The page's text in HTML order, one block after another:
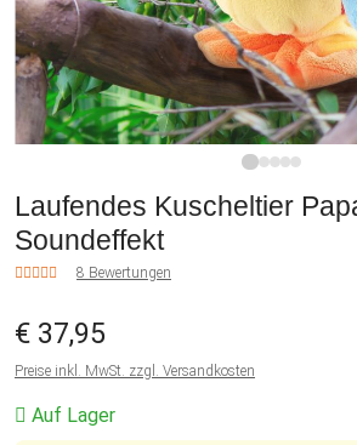
Laufendes Kuscheltier
Soundeffekt
8 Bewertungen
€ 37,95
Preise inkl. MwSt. zzgl. Versandkosten
Auf Lager